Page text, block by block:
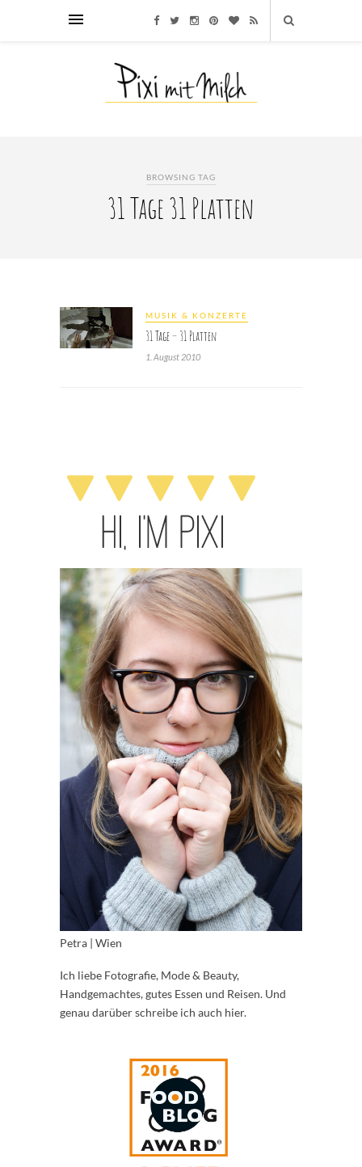
BROWSING TAG
31 Tage 31 Platten
MUSIK & KONZERTE
31 Tage – 31 Platten
1. August 2010
Petra | Wien
Ich liebe Fotografie, Mode & Beauty,
Handgemachtes, gutes Essen und Reisen. Und
genau darüber schreibe ich auch hier.